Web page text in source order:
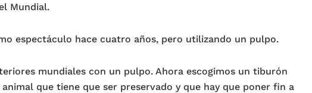
Mundial.
espectáculo hace cuatro años, pero utilizando un pulpo.
mundiales con un pulpo. Ahora escogimos un tiburón
que tiene que ser preservado y que hay que poner fin a